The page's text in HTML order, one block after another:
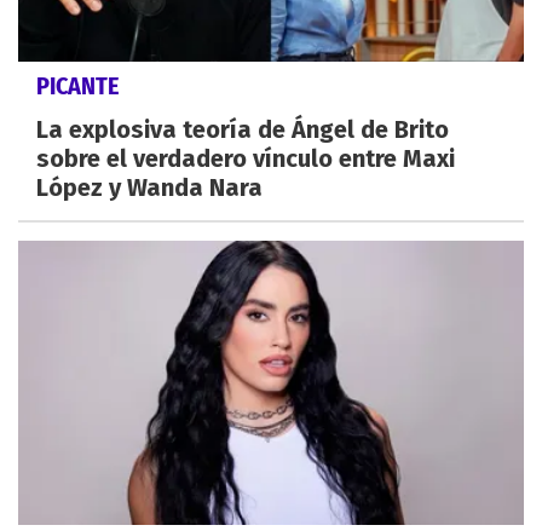
PICANTE
La explosiva teoría de Ángel de Brito
sobre el verdadero vínculo entre Maxi
López y Wanda Nara